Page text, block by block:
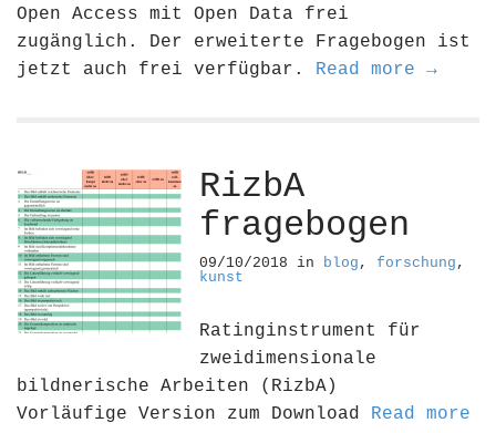
Open Access mit Open Data frei
zugänglich. Der erweiterte Fragebogen ist
jetzt auch frei verfügbar. Read more →
RizbA
fragebogen
09/10/2018 in blog , forschung ,
kunst
Ratinginstrument für
zweidimensionale
bildnerische Arbeiten (RizbA)
Vorläufige Version zum Download Read more